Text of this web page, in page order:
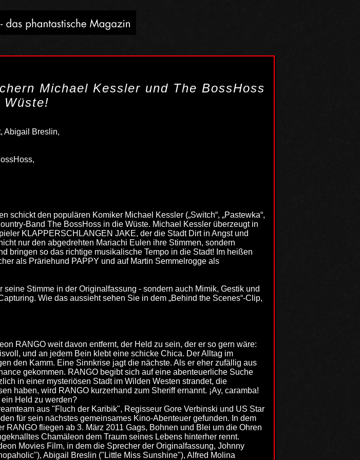
Michael Kessler und The BossHoss
Wüste!
Abigail Breslin,
schickt den populären Komiker Michael Kessler („Switch“, „Pastewka“,
Band The BossHoss in die Wüste. Michael Kessler überzeugt in
KLAPPERSCHLANGEN JAKE, der die Stadt Dirt in Angst und
nur den abgedrehten Mariachi Eulen ihre Stimmen, sondern
bringen so das richtige musikalische Tempo in die Stadt! Im heißen
als Präriehund PAPPY und auf Martin Semmelrogge als
Stimme in der Originalfassung - sondern auch Mimik, Gestik und
Wie das aussieht sehen Sie in dem „Behind the Scenes“-Clip,
RANGO weit davon entfernt, der Held zu sein, der er so gern wäre:
und an jedem Bein klebt eine schicke Chica. Der Alltag im
den Kamm. Eine Sinnkrise jagt die nächste. Als er eher zufällig aus
gekommen. RANGO begibt sich auf eine abenteuerliche Suche
in einer mysteriösen Stadt im Wilden Westen strandet, die
haben, wird RANGO kurzerhand zum Sheriff ernannt. ¡Ay, caramba!
Held zu werden?
aus "Fluch der Karibik", Regisseur Gore Verbinski und US Star
für sein nächstes gemeinsames Kino-Abenteuer gefunden. In dem
RANGO fliegen ab 3. März 2011 Gags, Bohnen und Blei um die Ohren
Chamäleon dem Traum seines Lebens hinterher rennt.
Movies Film, in dem die Sprecher der Originalfassung, Johnny
Abigail Breslin ("Little Miss Sunshine"), Alfred Molina